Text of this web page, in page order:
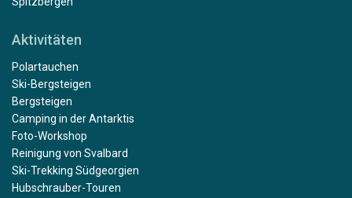
Aktivitäten
Polartauchen
Ski-Bergsteigen
Bergsteigen
Camping in der Antarktis
Foto-Workshop
Reinigung von Svalbard
Ski-Trekking Südgeorgien
Hubschrauber-Touren